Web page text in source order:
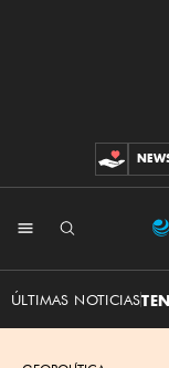
ÚLTIMAS NOTICIAS